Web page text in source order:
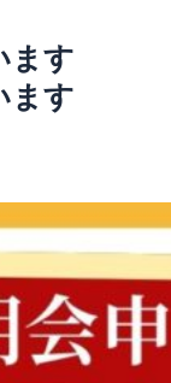
ます
ます